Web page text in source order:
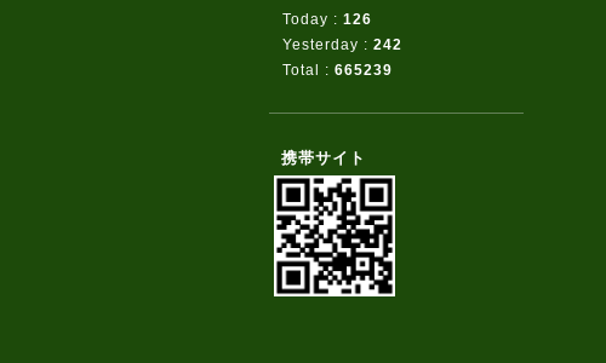
Today : 126
Yesterday : 242
Total : 665239
携帯サイト